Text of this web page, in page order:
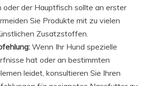
oder der Hauptfisch sollte an erster
Sie Produkte mit zu vielen
Zusatzstoffen.
Wenn Ihr Hund spezielle
hat oder an bestimmten
leidet, konsultieren Sie Ihren